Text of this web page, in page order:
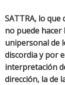
SATTRA, lo que
no puede
unipersonal de
discordia y por
interpretación
dirección, la de